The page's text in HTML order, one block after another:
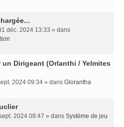
déc. 2024 13:33 » dans
un Dirigeant (Orlanthi / Yelmites
2024 09:34 » dans Glorantha
2024 09:47 » dans Système de jeu